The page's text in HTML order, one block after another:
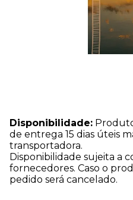
Disponibilidade:
de entrega 15 dias úteis
transportadora.
Disponibilidade sujeita a
fornecedores. Caso o
pedido será cancelado.